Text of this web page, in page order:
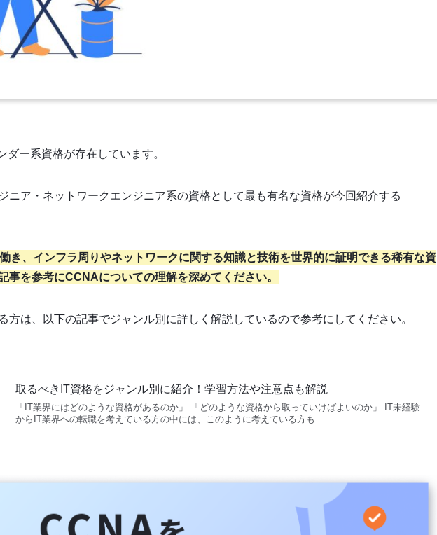
ダー系資格が存在しています。
ニア・ネットワークエンジニア系の資格として最も有名な資格が今回紹介する
き、インフラ周りやネットワークに関する知識と技術を世界的に証明できる稀有な資
事を参考にCCNAについての理解を深めてください。
方は、以下の記事でジャンル別に詳しく解説しているので参考にしてください。
取るべきIT資格をジャンル別に紹介！学習方法や注意点も解説
「IT業界にはどのような資格があるのか」 「どのような資格から取っていけばよいのか」 IT未経験
からIT業界への転職を考えている方の中には、このように考えている方も...